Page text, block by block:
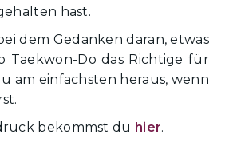
hast.
dem Gedanken daran, etwas
Taekwon-Do das Richtige für
am einfachsten heraus, wenn
bekommst du hier.